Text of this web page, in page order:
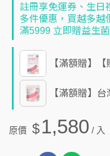
註冊享免運券、生日
多件優惠，買越多越
滿5999 立即贈益生
【滿額贈】
【滿額贈】
原價 $1,580 / 入